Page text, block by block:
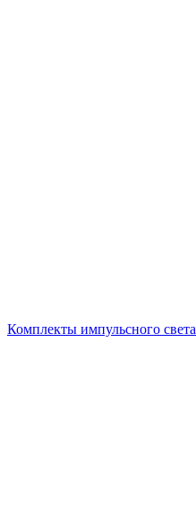
Комплекты импульсного света